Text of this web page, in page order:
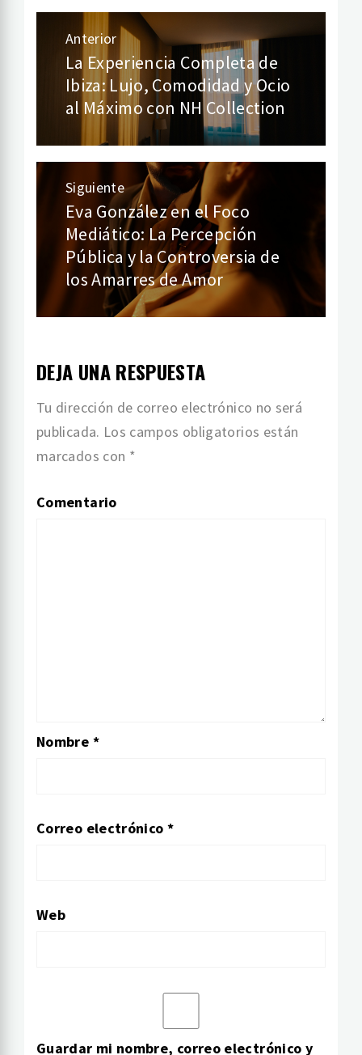
Navegación
entradas
Anterior
Entrada
anterior:
La Experiencia Completa de
Ibiza: Lujo, Comodidad y Ocio
al Máximo con NH Collection
Siguiente
Entrada
siguiente:
Eva González en el Foco
Mediático: La Percepción
Pública y la Controversia de
los Amarres de Amor
DEJA UNA RESPUESTA
Tu dirección de correo electrónico no será
publicada. Los campos obligatorios están
marcados con *
Comentario
Nombre *
Correo electrónico *
Web
Guardar mi nombre, correo electrónico y